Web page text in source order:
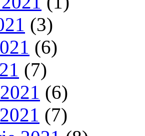
(3)
(6)
(7)
(6)
(7)